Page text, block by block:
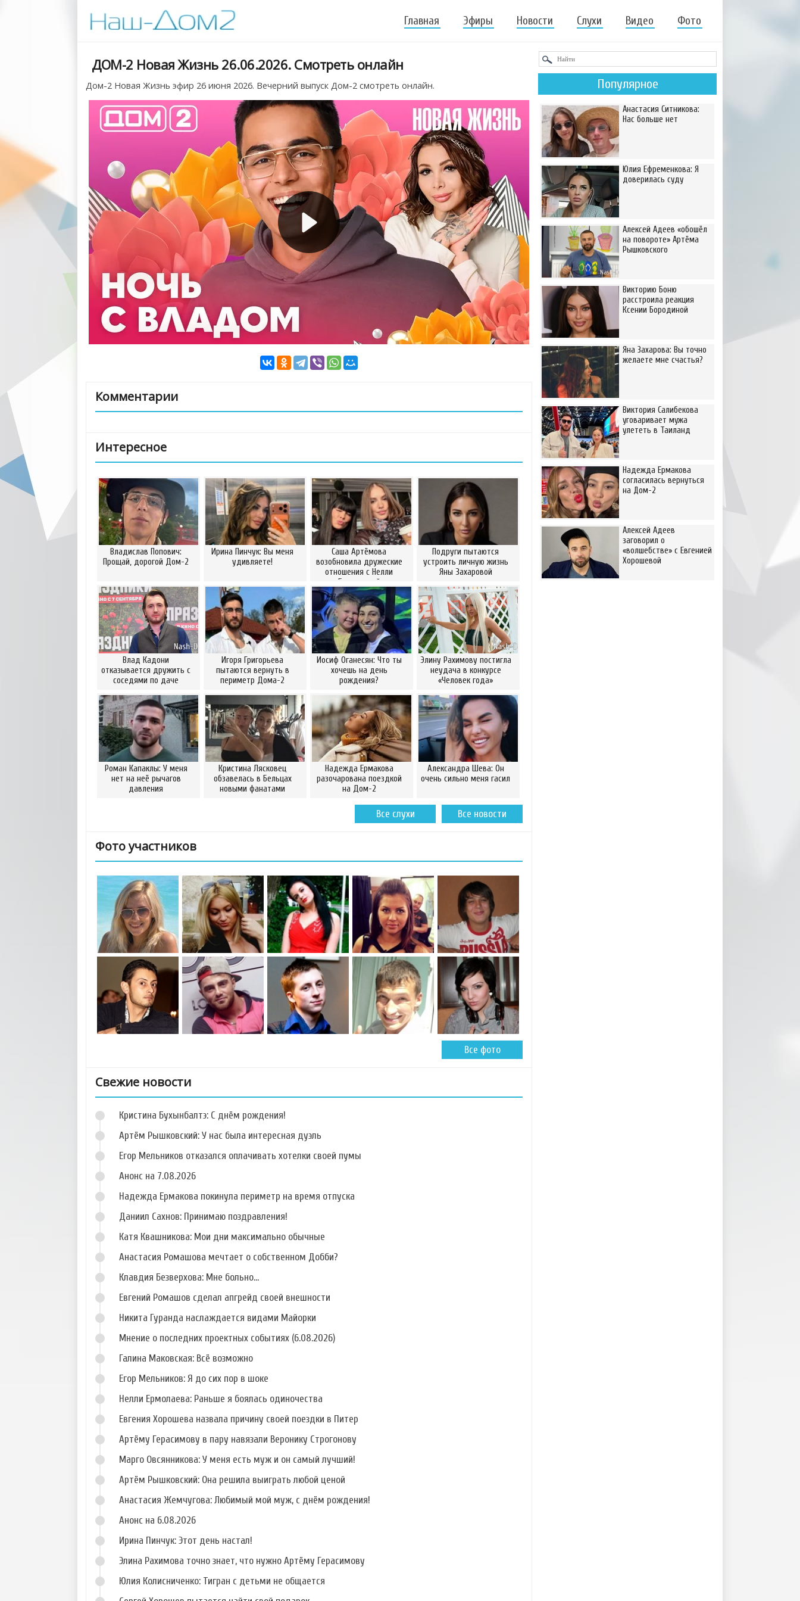
Главная Эфиры Новости Слухи Видео Фото
ДОМ-2 Новая Жизнь 26.06.2026. Смотреть онлайн
Дом-2 Новая Жизнь эфир 26 июня 2026. Вечерний выпуск Дом-2 смотреть онлайн.
Комментарии
Интересное
Владислав Попович:
Прощай, дорогой Дом-2
Ирина Пинчук: Вы меня
удивляете!
Саша Артёмова
возобновила дружеские
отношения с Нелли
Ермолаевой
Подруги пытаются
устроить личную жизнь
Яны Захаровой
Влад Кадони
отказывается дружить с
соседями по даче
Игоря Григорьева
пытаются вернуть в
периметр Дома-2
Иосиф Оганесян: Что ты
хочешь на день
рождения?
Элину Рахимову постигла
неудача в конкурсе
«Человек года»
Роман Капаклы: У меня
нет на неё рычагов
давления
Кристина Лясковец
обзавелась в Бельцах
новыми фанатами
Надежда Ермакова
разочарована поездкой
на Дом-2
Александра Шева: Он
очень сильно меня гасил
Все новости
Все слухи
Фото участников
Фото Ольги
Гажиенко
Фото Екатерины
Кузнецовой
Лукьяновой
Фото Николая
Горбулина
Фото Эдгара
Гаспарова
Фото Евгения
Все фото
Свежие новости
Кристина Бухынбалтэ: С днём рождения!
Артём Рышковский: У нас была интересная дуэль
Егор Мельников отказался оплачивать хотелки своей пумы
Анонс на 7.08.2026
Надежда Ермакова покинула периметр на время отпуска
Даниил Сахнов: Принимаю поздравления!
Катя Квашникова: Мои дни максимально обычные
Анастасия Ромашова мечтает о собственном Добби?
Клавдия Безверхова: Мне больно...
Евгений Ромашов сделал апгрейд своей внешности
Никита Гуранда наслаждается видами Майорки
Мнение о последних проектных событиях (6.08.2026)
Галина Маковская: Всё возможно
Егор Мельников: Я до сих пор в шоке
Нелли Ермолаева: Раньше я боялась одиночества
Евгения Хорошева назвала причину своей поездки в Питер
Артёму Герасимову в пару навязали Веронику Строгонову
Марго Овсянникова: У меня есть муж и он самый лучший!
Артём Рышковский: Она решила выиграть любой ценой
Анастасия Жемчугова: Любимый мой муж, с днём рождения!
Анонс на 6.08.2026
Ирина Пинчук: Этот день настал!
Элина Рахимова точно знает, что нужно Артёму Герасимову
Юлия Колисниченко: Тигран с детьми не общается
Популярное
Анастасия Ситникова:
Нас больше нет
Юлия Ефременкова: Я
доверилась суду
Алексей Адеев «обошёл
на повороте» Артёма
Рышковского
Викторию Боню
расстроила реакция
Ксении Бородиной
Яна Захарова: Вы точно
желаете мне счастья?
Виктория Салибекова
уговаривает мужа
улететь в Таиланд
Надежда Ермакова
согласилась вернуться
на Дом-2
Алексей Адеев
заговорил о
«волшебстве» с Евгенией
Хорошевой